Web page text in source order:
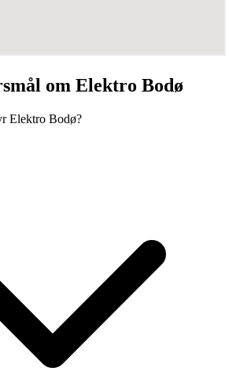
om Elektro Bodø
Elektro Bodø?